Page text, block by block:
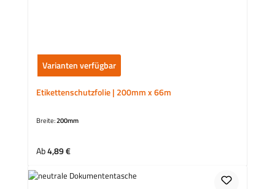
Varianten verfügbar
Etikettenschutzfolie | 200mm x 66m
Breite:200mm
Regulärer Preis:
Ab4,89 €